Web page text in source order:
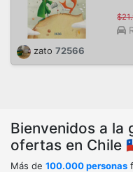
zato 72566
Bienvenidos a la
ofertas en Chile
Más de 100.000 personas